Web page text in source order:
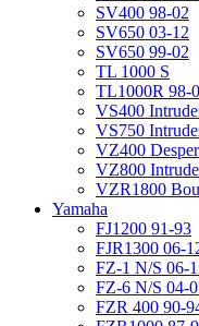
SV400 98-02
SV650 03-12
SV650 99-02
TL 1000 S
TL1000R 98-
VS400
VS750
VZ400
VZ800
VZR1800
Yamaha
FJ1200 91-93
FJR1300 06-
FZ-1 N/S 06-
FZ-6 N/S 04-
FZR 400 90-